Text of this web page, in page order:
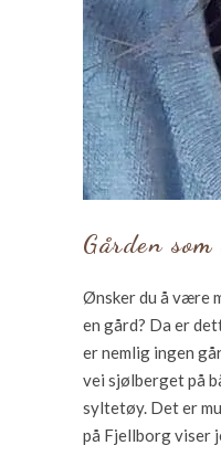
Gården
Ønsker du å være
en gård? Da er
er nemlig ingen
vei sjølberget på
syltetøy. Det er
på Fjellborg viser